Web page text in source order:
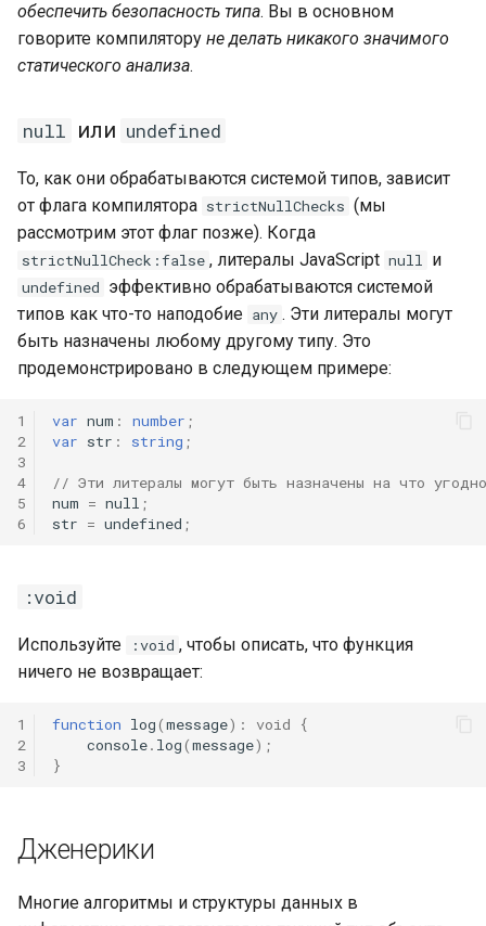
обеспечить безопасность типа. Вы в основном
говорите компилятору не делать никакого значимого
статического анализа.
null или undefined
То, как они обрабатываются системой типов, зависит
от флага компилятора strictNullChecks (мы
рассмотрим этот флаг позже). Когда
strictNullCheck:false , литералы JavaScript null и
undefined эффективно обрабатываются системой
типов как что-то наподобие any . Эти литералы могут
быть назначены любому другому типу. Это
продемонстрировано в следующем примере:
1
2
3
4
5
6
var num : number ;
var str : string ;
// Эти литералы могут быть назначены на что угодно
num = null ;
str = undefined ;
:void
Используйте :void , чтобы описать, что функция
ничего не возвращает:
1
2
3
function log(message) : void
{
console. log(message);
}
Дженерики
Многие алгоритмы и структуры данных в